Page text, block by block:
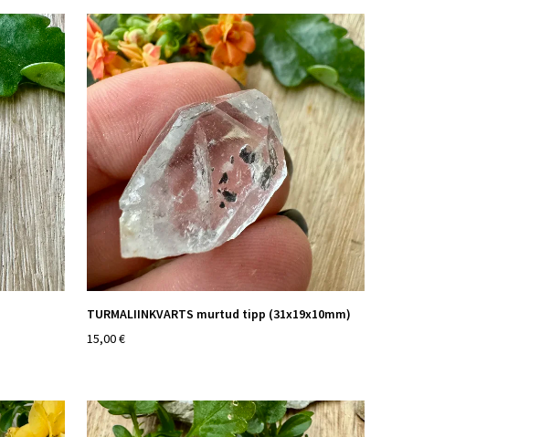
TURMALIINKVARTS murtud tipp (31x19x10mm)
15,00 €